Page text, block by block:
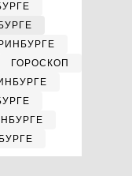
ГОРОСКОП